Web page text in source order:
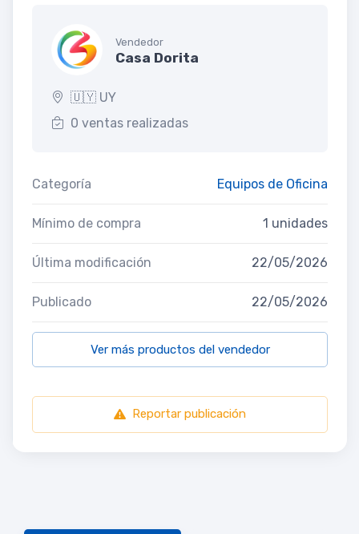
Vendedor
Casa Dorita
🇺🇾 UY
0 ventas realizadas
Categoría Equipos de Oficina
Mínimo de compra 1 unidades
Última modificación 22/05/2026
Publicado 22/05/2026
Ver más productos del vendedor
Reportar publicación